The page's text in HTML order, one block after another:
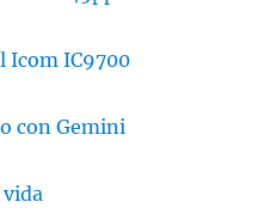
Icom IC9700
con Gemini
vida